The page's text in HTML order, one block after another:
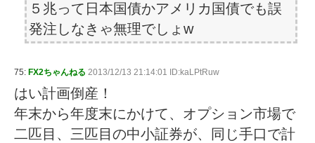
５兆って日本国債かアメリカ国債でも誤
発注しなきゃ無理でしょw
75: FX2ちゃんねる 2013/12/13 21:14:01 ID:kaLPtRuw
はい計画倒産！
年末から年度末にかけて、オプション市場で
二匹目、三匹目の中小証券が、同じ手口で計